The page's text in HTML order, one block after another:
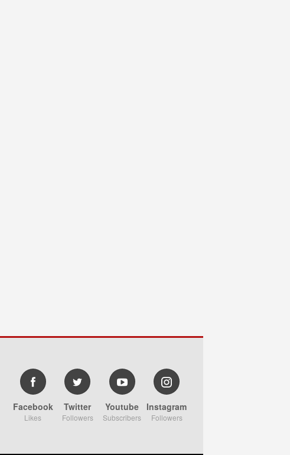
Facebook
Likes
Twitter
Followers
Youtube
Subscribers
Instagram
Followers